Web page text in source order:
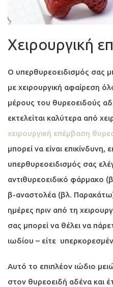
Χειρουργική
Ο υπερθυρεοειδισμός σας
με χειρουργική αφαίρεση
μέρους του θυρεοειδούς
εκτελείται καλύτερα από
χειρουργική επέμβαση
μπορεί να είναι επικίνδυνη,
υπερθυρεοειδισμός σας
αντιθυρεοειδικό φάρμακο
β-αναστολέα (βλ.
ημέρες πριν από τη
σας μπορεί να θέλει να
ιωδίου – είτε
Αυτό το επιπλέον ιώδιο
στον θυρεοειδή αδένα και